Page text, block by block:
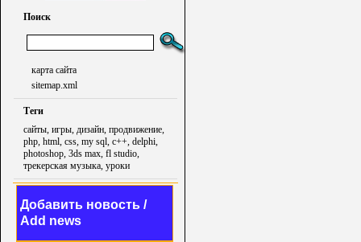
Поиск
карта сайта
sitemap.xml
Теги
сайты, игры, дизайн, продвижение,
php, html, css, my sql, c++, delphi,
photoshop, 3ds max, fl studio,
трекерская музыка, уроки
Добавить новость /
Add news